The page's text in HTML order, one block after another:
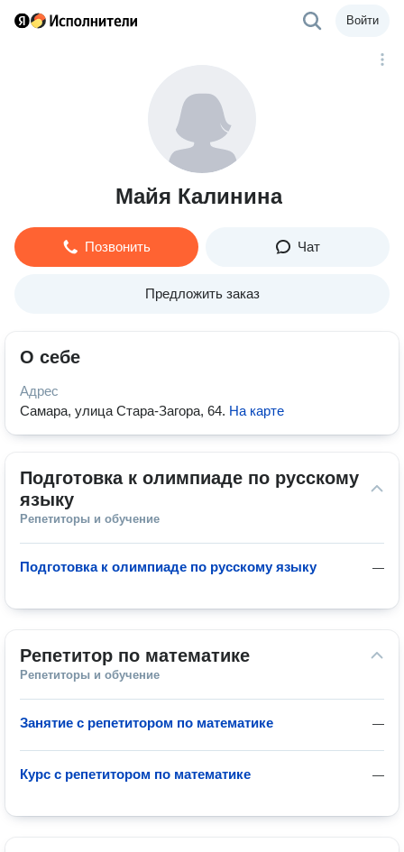
Войти
Майя Калинина
Позвонить Чат
Предложить заказ
О себе
Адрес
Самара, улица Стара-Загора, 64. На карте
Подготовка к олимпиаде по русскому
языку
Репетиторы и обучение
—
Подготовка к олимпиаде по русскому языку
Репетитор по математике
Репетиторы и обучение
—
Занятие с репетитором по математике
—
Курс с репетитором по математике